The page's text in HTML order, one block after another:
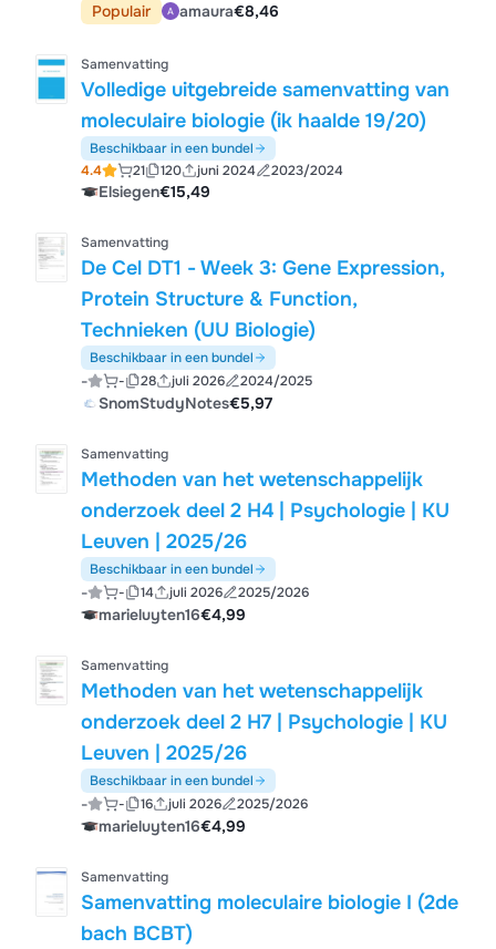
Populair amaura€8,46
Samenvatting
Volledige uitgebreide samenvatting van
moleculaire biologie (ik haalde 19/20)
Beschikbaar in een bundel
4.4
21 120 juni 2024 2023/2024
Elsiegen€15,49
Samenvatting
De Cel DT1 - Week 3: Gene Expression,
Protein Structure & Function,
Technieken (UU Biologie)
Beschikbaar in een bundel
- - 28 juli 2026 2024/2025
SnomStudyNotes€5,97
Samenvatting
Methoden van het wetenschappelijk
onderzoek deel 2 H4 | Psychologie | KU
Leuven | 2025/26
Beschikbaar in een bundel
- - 14 juli 2026 2025/2026
marieluyten16€4,99
Samenvatting
Methoden van het wetenschappelijk
onderzoek deel 2 H7 | Psychologie | KU
Leuven | 2025/26
Beschikbaar in een bundel
- - 16 juli 2026 2025/2026
marieluyten16€4,99
Samenvatting
Samenvatting moleculaire biologie I (2de
bach BCBT)